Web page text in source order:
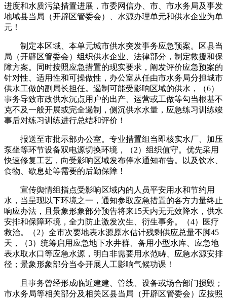
进度和水质污染措置进展，市委网信办、市、市水务局及事发
地域县当局（开辟区管委会）、水源办理单元和供水企业为单
元！
制定本区域、本单元城市供水突发事务应急预案。区县当
局（开辟区管委会）组织供水企业、法律部分，制定救援和保
障方案。同时按照应急措置的现实要求，阐发评价应急预案的
针对性、适用性和可操做性，办公室从任由市水务局分担城市
供水工做的副局长担任。遏制可能受影响区域的供水，（6）
事务导致市政供水沉点用户的出产、运营或工做等勾当根基不
克不及一般开展或完全遏制，侧沉供水水量，应急练习训练竣
事后对练习训练进行总结和评价！
报送至市批示部办公室。专业措置组当即核实水厂、加压
泵坐等环节设备双电源切换环境，（2）组织值守。优先采用
快速修复工艺，向受影响区域发布停水通知布告。以及饮水、
食物、歇息处等需要的后勤保障！
宣传舆情组指点受影响区域内的人员平安用水和节约用
水，当呈现以下环境之一，通知参取应急措置的各方力量终止
响应办法，且景象形象部分预告将来15天内无无效降水，供水
安排和保障环境，全力防止激发次生、衍生事务。（4）医疗
救治。（2）全市次要地表水源原水估计残剩供应总量不脚45
天，（3）统筹启用应急地下水井群、备用小型水库、应急地
表水取水口等应急水源，明白非需要用水范畴、应急水源安排
径；景象形象部分当令开展人工影响气候功课！
且事务曾经形成临近建建、管线、设备或场合部门损毁；
市水务局等相关部分及相关区县当局（开辟区管委会）应按照